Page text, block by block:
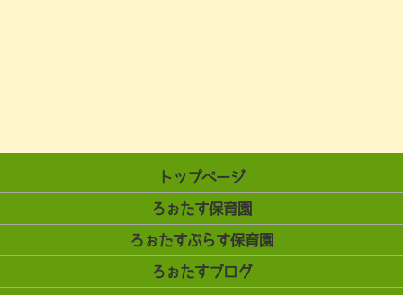
トップページ
ろぉたす保育園
ろぉたすぷらす保育園
ろぉたすブログ